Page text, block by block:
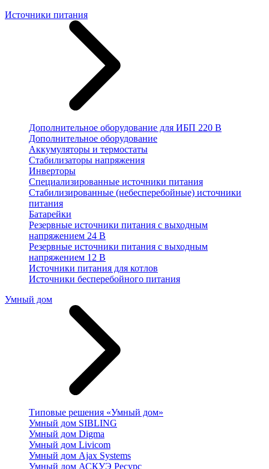
Источники питания
Дополнительное оборудование для ИБП 220 В
Дополнительное оборудование
Аккумуляторы и термостаты
Стабилизаторы напряжения
Инверторы
Специализированные источники питания
Стабилизированные (небесперебойные) источники
питания
Батарейки
Резервные источники питания с выходным
напряжением 24 В
Резервные источники питания с выходным
напряжением 12 В
Источники питания для котлов
Источники бесперебойного питания
Умный дом
Типовые решения «Умный дом»
Умный дом SIBLING
Умный дом Digma
Умный дом Livicom
Умный дом Ajax Systems
Умный дом АСКУЭ Ресурс